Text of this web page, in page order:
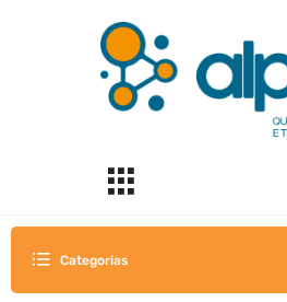
Categorias